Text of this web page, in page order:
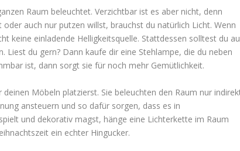
Raum beleuchtet. Verzichtbar ist es aber nicht, denn
auch nur putzen willst, brauchst du natürlich Licht. Wenn
keine einladende Helligkeitsquelle. Stattdessen solltest du
du gern? Dann kaufe dir eine Stehlampe, die du neben
ist, dann sorgt sie für noch mehr Gemütlichkeit.
Möbeln platzierst. Sie beleuchten den Raum nur
ansteuern und so dafür sorgen, dass es in
und dekorativ magst, hänge eine Lichterkette im Raum
ein echter Hingucker.